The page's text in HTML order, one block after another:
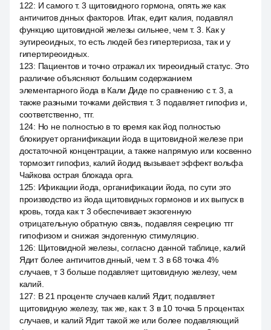
122: И самого т. 3 щитовидного гормона, опять же как
античитов днных факторов. Итак, едит калия, подавлял
функцию щитовидной железы сильнее, чем т. 3. Как у
эутиреоидных, то есть людей без гипертериоза, так и у
гипертиреоидных.
123: Пациентов и точно отражал их тиреоидный статус. Это
различие объясняют большим содержанием
элементарного йода в Кали Диде по сравнению с т. 3, а
также разными точками действия т. 3 подавляет гипофиз и,
соответственно, ттг.
124: Но не полностью в то время как йод полностью
блокирует органификации йода в щитовидной железе при
достаточной концентрации, а также напрямую или косвенно
тормозит гипофиз, калий йодид вызывает эффект вольфа
Чайкова острая блокада орга.
125: Ификации йода, органификации йода, по сути это
производство из йода щитовидных гормонов и их выпуск в
кровь, тогда как т 3 обеспечивает экзогенную
отрицательную обратную связь, подавляя секрецию ттг
гипофизом и снижая эндогенную стимуляцию.
126: Щитовидной железы, согласно данной таблице, калий
Ядит более античитов днный, чем т. 3 в 68 точка 4%
случаев, т 3 больше подавляет щитовидную железу, чем
калий.
127: В 21 проценте случаев калий Ядит, подавляет
щитовидную железу, так же, как т. 3 в 10 точка 5 процентах
случаев, и калий Ядит такой же или более подавляющий